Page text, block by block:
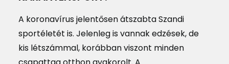
A koronavírus jelentősen átszabta Szandi
sportéletét is. Jelenleg is vannak edzések, de
kis létszámmal, korábban viszont minden